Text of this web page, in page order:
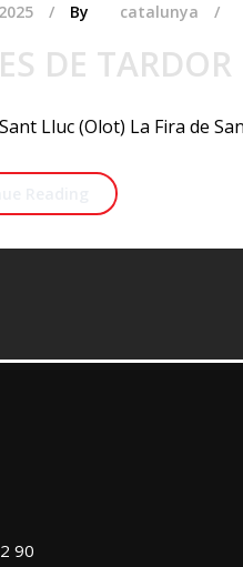
By catalunya
DE TARDOR
Lluc (Olot) La Fira de
5 FIRES DE TARDOR
90